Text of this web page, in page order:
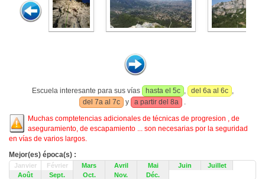
Escuela interesante para sus vías hasta el 5c , del 6a al 6c ,
del 7a al 7c
y a partir del 8a
.
Muchas comptetencias adicionales de técnicas de progresion , de
aseguramiento, de escapamiento ... son necesarias por la seguridad
en vías de varios largos.
Mejor(es) época(s) :
Janvier Février Mars Avril Mai Juin
Juillet
Août
Sept. Oct. Nov. Déc.